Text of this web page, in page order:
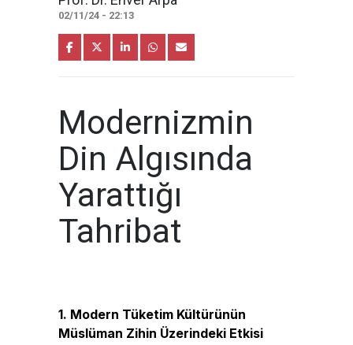
02/11/24 - 22:13
Modernizmin
Din Algısında
Yarattığı
Tahribat
1. Modern Tüketim Kültürünün
Müslüman Zihin Üzerindeki Etkisi